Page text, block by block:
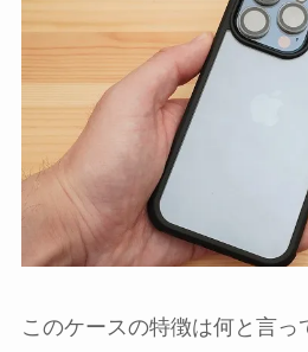
このケースの特徴は何と言っ